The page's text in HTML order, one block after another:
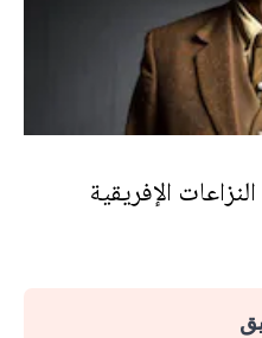
الإفريقية